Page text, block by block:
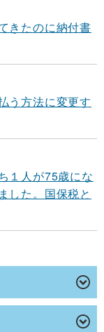
きたのに納付書
う方法に変更す
１人が75歳にな
した。国保税と